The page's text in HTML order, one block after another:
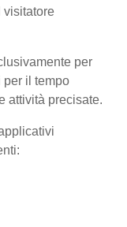
visitatore
per
per il tempo
attività precisate.